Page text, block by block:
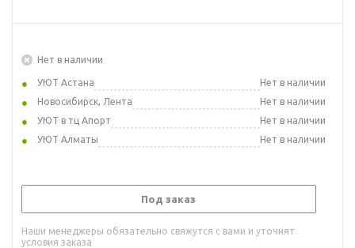
Нет в наличии
УЮТ Астана
Нет в наличии
Новосибирск, Лента
Нет в наличии
УЮТ в тц Апорт
Нет в наличии
УЮТ Алматы
Нет в наличии
Под заказ
Наши менеджеры обязательно свяжутся с вами и уточнят
условия заказа